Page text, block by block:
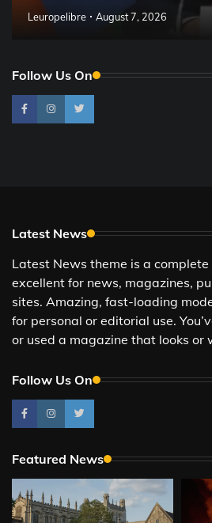
Leuropelibre August 7, 2026
Follow Us On
Latest News
Latest News theme is a
excellent for news, magazines,
sites. Amazing, fast-loading
for personal or editorial use.
or used a magazine that looks or
Follow Us On
Featured News